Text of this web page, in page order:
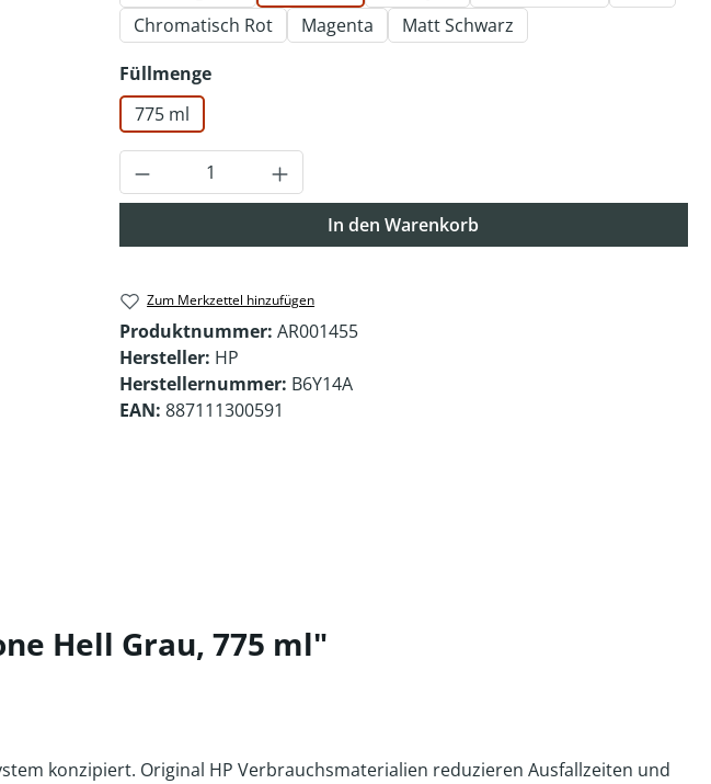
Chromatisch Rot
Magenta
Matt Schwarz
Füllmengeauswählen
775 ml
Produkt Anzahl: Gib den gewünschten Wert
In den Warenkorb
Zum Merkzettel hinzufügen
Produktnummer: AR001455
Hersteller: HP
Herstellernummer: B6Y14A
EAN: 887111300591
Hell Grau, 775 ml"
konzipiert. Original HP Verbrauchsmaterialien reduzieren Ausfallzeiten und